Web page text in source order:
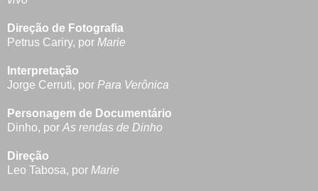
Direção de Fotografia
Petrus Cariry, por Marie
Interpretação
Jorge Cerruti, por Para Verônica
Personagem de Documentário
Dinho, por As rendas de Dinho
Direção
Leo Tabosa, por Marie